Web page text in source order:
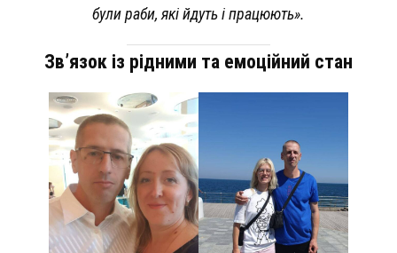
були раби, які йдуть і працюють».
Зв’язок із рідними та емоційний стан